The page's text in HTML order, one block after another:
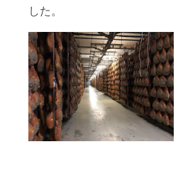
した。